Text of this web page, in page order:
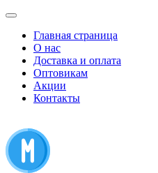
Главная страница
О нас
Доставка и оплата
Оптовикам
Акции
Контакты